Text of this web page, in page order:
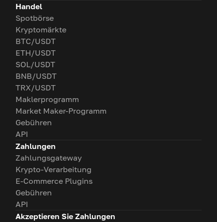
Handel
Spotbörse
Kryptomärkte
BTC/USDT
ETH/USDT
SOL/USDT
BNB/USDT
TRX/USDT
Maklerprogramm
Market Maker-Programm
Gebühren
API
Zahlungen
Zahlungsgateway
Krypto-Verarbeitung
E-Commerce Plugins
Gebühren
API
Akzeptieren Sie Zahlungen